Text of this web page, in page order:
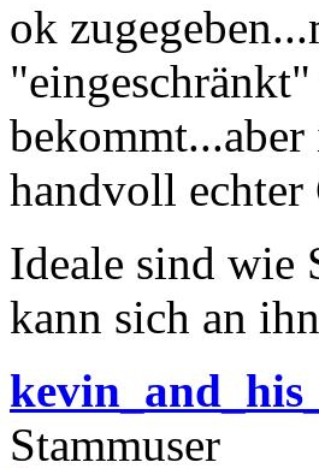
ok
bekommt...aber
handvoll echter
Ideale sind wie
kann sich an
Stammuser